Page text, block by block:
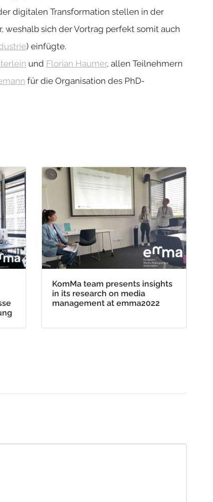
digitalen Transformation stellen in der
sich der Vortrag perfekt somit auch
) einfügte.
und Florian Haumer, allen Teilnehmern
für die Organisation des PhD-
KomMa team presents insights
in its research on media
management at emma2022